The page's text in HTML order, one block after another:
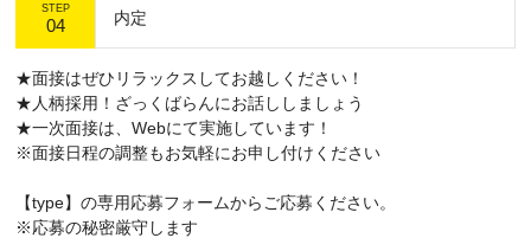
STEP
04 内定
★面接はぜひリラックスしてお越しください！
★人柄採用！ざっくばらんにお話ししましょう
★一次面接は、Webにて実施しています！
※面接日程の調整もお気軽にお申し付けください
【type】の専用応募フォームからご応募ください。
※応募の秘密厳守します